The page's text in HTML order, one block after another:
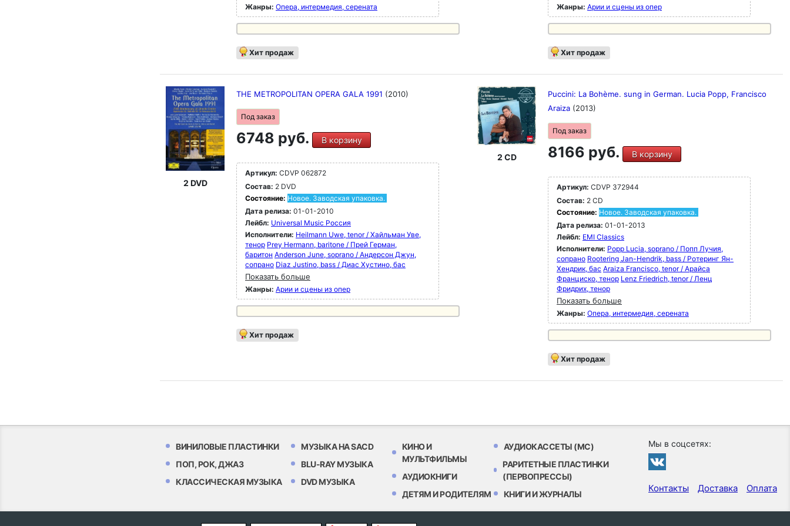
Жанры: Опера, интермедия, серената
Хит продаж
Жанры: Арии и сцены из опер
Хит продаж
2 DVD
THE METROPOLITAN OPERA GALA 1991 (2010)
Под заказ
6748 руб. В корзину
Артикул: CDVP 062872
Состав: 2 DVD
Состояние: Новое. Заводская упаковка.
Дата релиза: 01-01-2010
Лейбл: Universal Music Россия
Исполнители: Heilmann Uwe, tenor / Хайльман Уве,
тенор Prey Hermann, baritone / Прей Герман,
баритон Anderson June, soprano / Андерсон Джун,
сопрано Diaz Justino, bass / Диас Хустино, бас
Показать больше
Жанры: Арии и сцены из опер
Хит продаж
2 CD
Puccini: La Bohème. sung in German. Lucia Popp, Francisco
Araiza (2013)
Под заказ
8166 руб. В корзину
Артикул: CDVP 372944
Состав: 2 CD
Состояние: Новое. Заводская упаковка.
Дата релиза: 01-01-2013
Лейбл: EMI Classics
Исполнители: Popp Lucia, soprano / Попп Лучия,
сопрано Rootering Jan-Hendrik, bass / Ротеринг Ян-
Хендрик, бас Araiza Francisco, tenor / Арайса
Франциско, тенор Lenz Friedrich, tenor / Ленц
Фридрих, тенор
Показать больше
Жанры: Опера, интермедия, серената
Хит продаж
ВИНИЛОВЫЕ ПЛАСТИНКИ
ПОП, РОК, ДЖАЗ
КЛАССИЧЕСКАЯ МУЗЫКА
МУЗЫКА НА SACD
BLU-RAY МУЗЫКА
DVD МУЗЫКА
КИНО И
МУЛЬТФИЛЬМЫ
АУДИОКНИГИ
ДЕТЯМ И РОДИТЕЛЯМ
АУДИОКАССЕТЫ (MC)
РАРИТЕТНЫЕ ПЛАСТИНКИ
(ПЕРВОПРЕССЫ)
КНИГИ И ЖУРНАЛЫ
Мы в соцсетях:
Контакты Доставка Оплата